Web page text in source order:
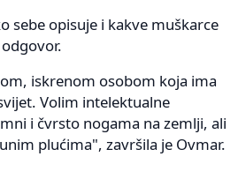
sebe opisuje i kakve muškarce
iskrenom osobom koja ima
Volim intelektualne
i čvrsto nogama na zemlji, ali
plućima", završila je Ovmar.